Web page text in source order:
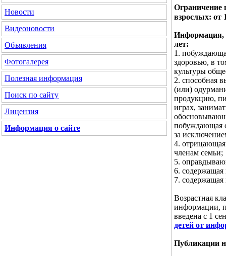
Новости
Видеоновости
Объявления
Фотогалерея
Полезная информация
Поиск по сайту
Лицензия
Информация о сайте
Ограничение
взрослых: от
Информация,
лет:
1.
здоровью, в
культуры
2. способная
(или)
продукцию,
играх,
побуждающая
за
4.
членам семьи;
5.
6. содержащая
7.
Возрастная
информации,
введена с 1
детей от
Публикации